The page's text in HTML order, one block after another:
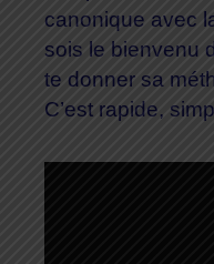
canonique avec
sois le bienvenu
te donner sa
C’est rapide,